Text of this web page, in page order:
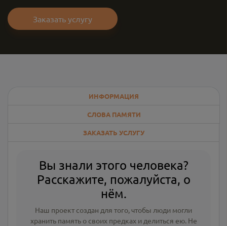
Заказать услугу
ИНФОРМАЦИЯ
СЛОВА ПАМЯТИ
ЗАКАЗАТЬ УСЛУГУ
Вы знали этого человека?
Расскажите, пожалуйста, о
нём.
Наш проект создан для того, чтобы люди могли
хранить память о своих предках и делиться ею. Не